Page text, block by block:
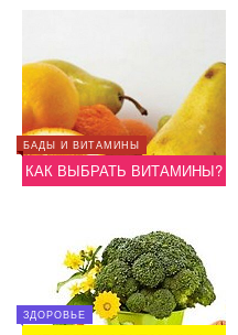
БАДЫ И ВИТАМИНЫ
КАК ВЫБРАТЬ ВИТАМИНЫ?
ЗДОРОВЬЕ